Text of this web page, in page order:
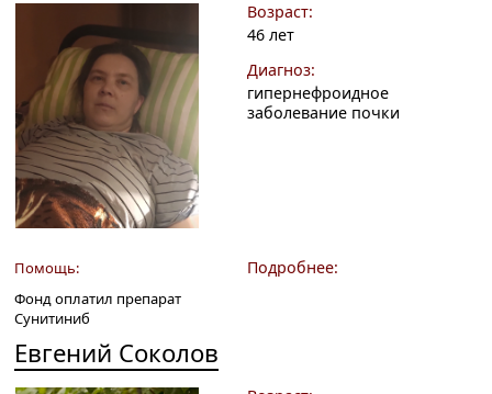
Возраст:
46 лет
Диагноз:
гипернефроидное
заболевание почки
Помощь:
Фонд оплатил препарат
Сунитиниб
Подробнее:
Евгений Соколов